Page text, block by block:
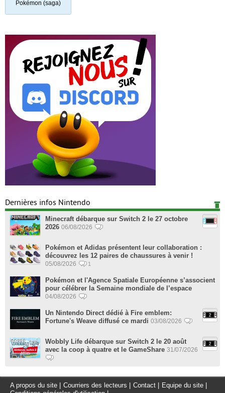
Pokémon (saga)
Dernières infos Nintendo
Minecraft débarque sur Switch 2 le 27 octobre
2026 06/08/2026
Pokémon et Adidas présentent leur collaboration :
découvrez les 12 paires de chaussures à venir !
05/08/2026 1
Pokémon et l'Agence Spatiale Européenne s’associent
pour célébrer la Semaine mondiale de l’espace
04/08/2026
Un Nintendo Direct dédié à Fire emblem:
Fortune's Weave diffusé ce mardi 03/08/2026
Wobbly Life débarque sur Switch 2 le 20 août
avec la coop à quatre et le GameShare 31/07/2026
A propos du site | Courriers des lecteurs | Contact | Equipe du site |